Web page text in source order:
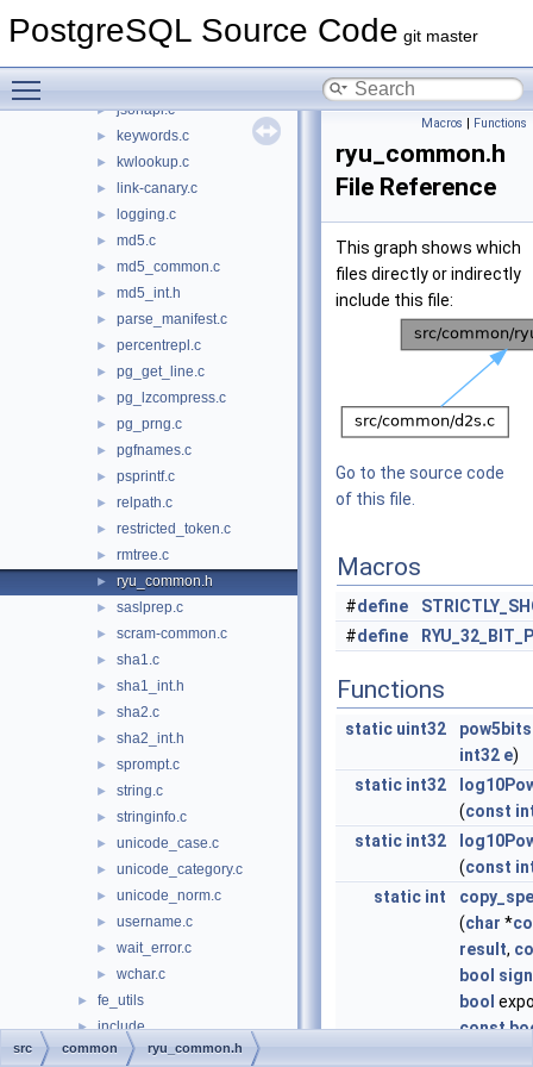
PostgreSQL Source Code git master
► hmac_openssl.c
► jsonapi.c
► keywords.c
► kwlookup.c
► link-canary.c
► logging.c
► md5.c
► md5_common.c
► md5_int.h
► parse_manifest.c
► percentrepl.c
► pg_get_line.c
► pg_lzcompress.c
► pg_prng.c
► pgfnames.c
► psprintf.c
► relpath.c
► restricted_token.c
► rmtree.c
► ryu_common.h
► saslprep.c
► scram-common.c
► sha1.c
► sha1_int.h
► sha2.c
► sha2_int.h
► sprompt.c
► string.c
► stringinfo.c
► unicode_case.c
► unicode_category.c
► unicode_norm.c
► username.c
► wait_error.c
► wchar.c
► fe_utils
► include
► interfaces
Macros | Functions
ryu_common.h
File Reference
This graph shows which
files directly or indirectly
include this file:
Go to the source code
of this file.
Macros
#define
#define
Functions
static uint32 pow5bits
int32 e)
static int32
(const
static int32
(const
static int
(char *
result,
bool sign
bool
const
src common ryu_common.h